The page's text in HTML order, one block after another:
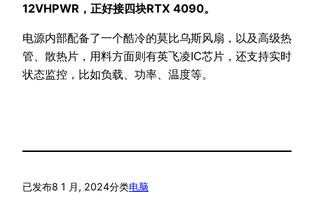
12VHPWR，正好接四块RTX 4090。
电源内部配备了一个酷冷的莫比乌斯风扇，以及高级热
管、散热片，用料方面则有英飞凌IC芯片，还支持实时
状态监控，比如负载、功率、温度等。
已发布8 1 月, 2024分类电脑